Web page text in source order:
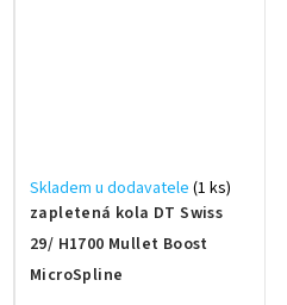
zapletená kola DT Swiss
29/ H1700 Mullet Boost
MicroSpline
Skladem u dodavatele (1 ks)